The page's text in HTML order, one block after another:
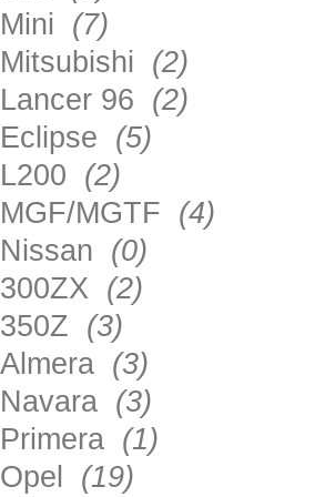
Mini (7)
Mitsubishi (2)
Lancer 96 (2)
Eclipse (5)
L200 (2)
MGF/MGTF (4)
Nissan (0)
300ZX (2)
350Z (3)
Almera (3)
Navara (3)
Primera (1)
Opel (19)